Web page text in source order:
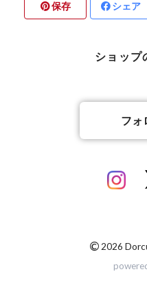
北海道檜山郡厚沢部町産
京都府宇治市産
香川県丸亀市綾歌町産
熊本県合志市産
山梨県北杜市明野町産
佐賀県神埼郡産
保存 シェア
ショップ
フォ
© 2026